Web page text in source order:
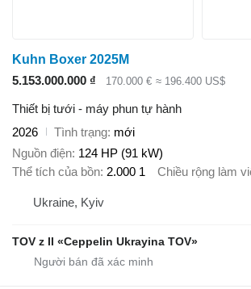
Kuhn Boxer 2025M
5.153.000.000 ₫
170.000 € ≈ 196.400 US$
Thiết bị tưới - máy phun tự hành
2026
Tình trạng mới
Nguồn điện 124 HP (91 kW)
Thể tích của bồn 2.000 1 Chiều rộng làm
Ukraine, Kyiv
TOV z II «Ceppelin Ukrayina TOV»